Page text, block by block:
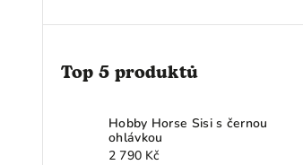
Top 5 produktů
Hobby Horse Sisi s černou
ohlávkou
2 790 Kč